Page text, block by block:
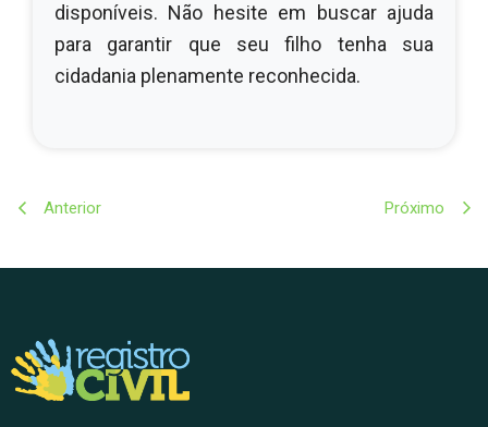
disponíveis. Não hesite em buscar ajuda
para garantir que seu filho tenha sua
cidadania plenamente reconhecida.
Anterior Próximo